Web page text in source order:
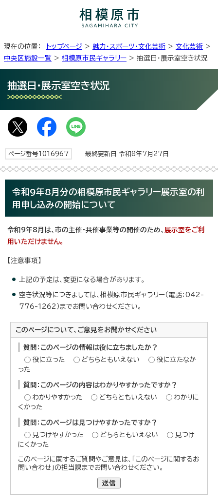
現在の位置： トップページ > 魅力・スポーツ・文化芸術 > 文化芸術 >
中央区施設一覧 > 相模原市民ギャラリー > 抽選日・展示室空き状況
抽選日・展示室空き状況
ページ番号1016967 最終更新日 令和8年7月27日
令和9年8月分の相模原市民ギャラリー展示室の利
用申し込みの開始について
令和9年8月は、市の主催・共催事業等の開催のため、 展示室をご利
用いただけません。
【注意事項】
上記の予定は、変更になる場合があります。
空き状況等につきましては、相模原市民ギャラリー（電話：042-
776-1262）までお問い合わせください。
このページについて、ご意見をお聞かせください
質問：このページの情報は役に立ちましたか？
役に立った
どちらともいえない
役に立たなか
った
質問：このページの内容はわかりやすかったですか？
わかりやすかった
どちらともいえない
わかりに
くかった
質問：このページは見つけやすかったですか？
見つけやすかった
どちらともいえない
見つけ
にくかった
このページに関するご質問やご意見は、「このページに関するお
問い合わせ」の担当課までお問い合わせください。
送信